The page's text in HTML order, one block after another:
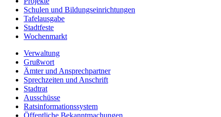
Schulen und Bildungseinrichtungen
Tafelausgabe
Stadtfeste
Wochenmarkt
Verwaltung
Grußwort
Ämter und Ansprechpartner
Sprechzeiten und Anschrift
Stadtrat
Ausschüsse
Ratsinformationssystem